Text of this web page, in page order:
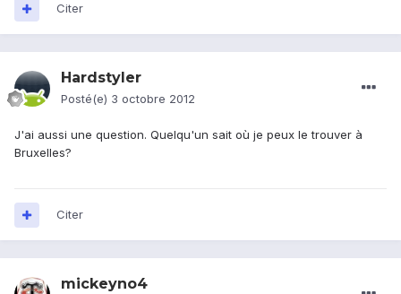
Citer
Hardstyler
Posté(e) 3 octobre 2012
J'ai aussi une question. Quelqu'un sait où je peux le trouver à
Bruxelles?
Citer
mickeyno4